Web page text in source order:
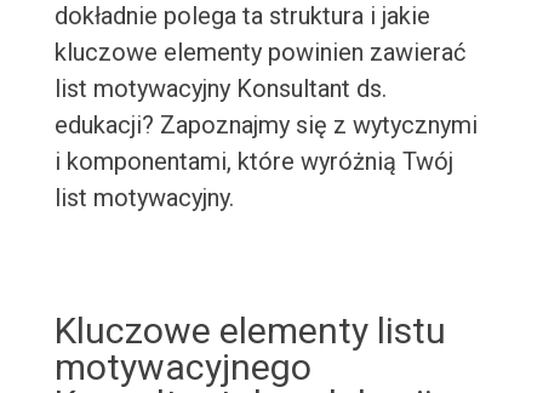
dokładnie polega ta struktura i jakie
kluczowe elementy powinien zawierać
list motywacyjny Konsultant ds.
edukacji? Zapoznajmy się z wytycznymi
i komponentami, które wyróżnią Twój
list motywacyjny.
Kluczowe elementy listu
motywacyjnego